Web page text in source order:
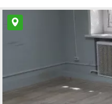
Дома/коттеджи/участки
Комерческая
Продажа коммерческой
Аренда коммерческой
Другие